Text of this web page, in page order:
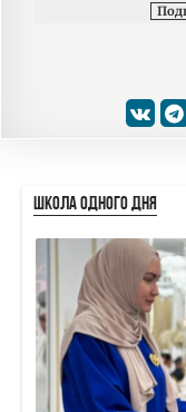
ШКОЛА ОДНОГО ДНЯ